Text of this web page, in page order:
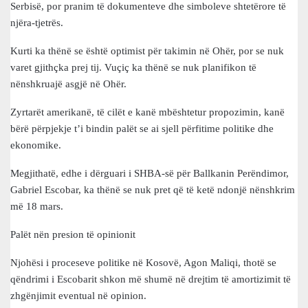
Serbisë, por pranim të dokumenteve dhe simboleve shtetërore të
njëra-tjetrës.
Kurti ka thënë se është optimist për takimin në Ohër, por se nuk
varet gjithçka prej tij. Vuçiç ka thënë se nuk planifikon të
nënshkruajë asgjë në Ohër.
Zyrtarët amerikanë, të cilët e kanë mbështetur propozimin, kanë
bërë përpjekje t’i bindin palët se ai sjell përfitime politike dhe
ekonomike.
Megjithatë, edhe i dërguari i SHBA-së për Ballkanin Perëndimor,
Gabriel Escobar, ka thënë se nuk pret që të ketë ndonjë nënshkrim
më 18 mars.
Palët nën presion të opinionit
Njohësi i proceseve politike në Kosovë, Agon Maliqi, thotë se
qëndrimi i Escobarit shkon më shumë në drejtim të amortizimit të
zhgënjimit eventual në opinion.